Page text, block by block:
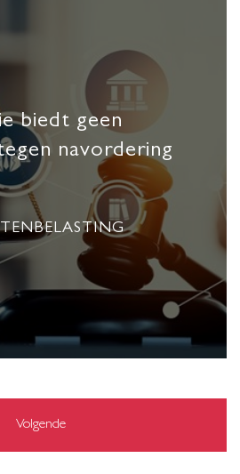
biedt geen
navordering
Volgende